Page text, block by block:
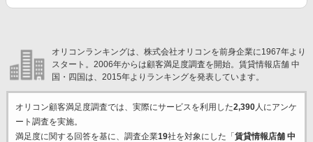
オリコンランキングは、株式会社オリコンを前身企業に1967年より
スタート。2006年からは顧客満足度調査を開始。賃貸情報店舗 中
国・四国は、2015年よりランキングを発表しています。
オリコン顧客満足度調査では、実際にサービスを利用した2,390人にアンケ
ート調査を実施。
満足度に関する回答を基に、調査企業19社を対象にした「 賃貸情報店舗 中